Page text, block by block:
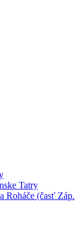
Tatry
Roháče (časť Záp.